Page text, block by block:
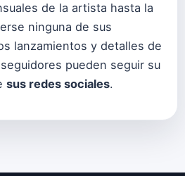
de la artista hasta la
ninguna de sus
lanzamientos y detalles de
pueden seguir su
sus redes sociales.